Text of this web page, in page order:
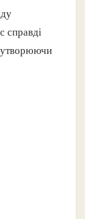
справді
утворюючи